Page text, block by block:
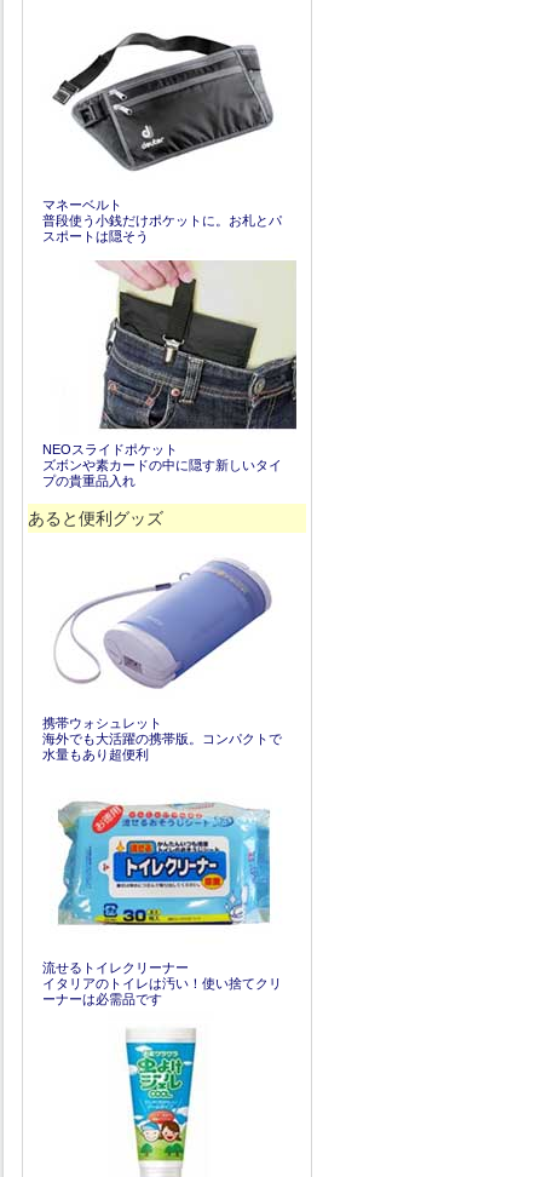
マネーベルト
普段使う小銭だけポケットに。お札とパ
スポートは隠そう
NEOスライドポケット
ズボンや素カードの中に隠す新しいタイ
プの貴重品入れ
あると便利グッズ
携帯ウォシュレット
海外でも大活躍の携帯版。コンパクトで
水量もあり超便利
流せるトイレクリーナー
イタリアのトイレは汚い！使い捨てクリ
ーナーは必需品です